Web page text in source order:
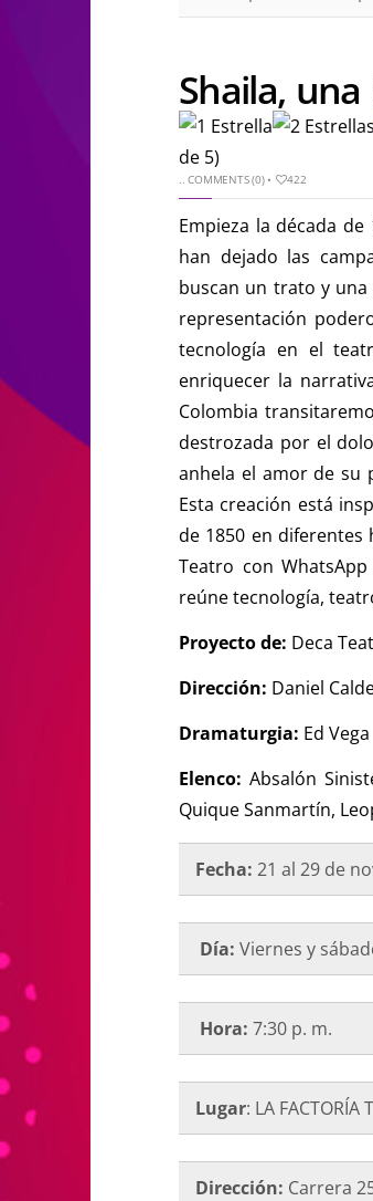
Shaila,
de 5)
..COMMENTS (0)• 422
Empieza la década
han dejado las
buscan un trato y una
representación
tecnología en el
enriquecer la
Colombia
destrozada por el
anhela el amor de su
Esta creación está
de 1850 en diferentes
Teatro con
reúne tecnología,
Proyecto de: Deca
Dirección: Daniel
Dramaturgia: Ed Vega
Elenco:Absalón
Quique Sanmartín,
Fecha: 21 al 29 de
Día: Viernes y
Hora: 7:30 p. m.
Lugar: LA FACTORÍA
Dirección: Carrera